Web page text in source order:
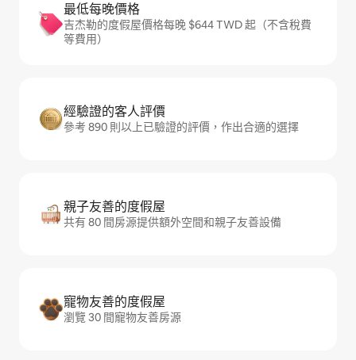
最低每晚價格
吉杰勒的度假屋價格每晚 $644 TWD 起（不含稅費
等費用）
經驗證的客人評價
參考 890 則以上已驗證的評價，作出合適的選擇
親子友善的度假屋
共有 80 間房源提供額外空間和親子友善設備
寵物友善的度假屋
瀏覽 30 間寵物友善房源